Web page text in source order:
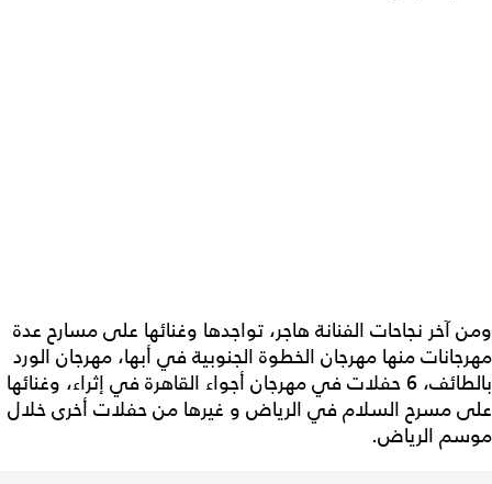
ومن آخر نجاحات الفنانة هاجر، تواجدها وغنائها على مسارح عدة
مهرجانات منها مهرجان الخطوة الجنوبية في أبها، مهرجان الورد
بالطائف، 6 حفلات في مهرجان أجواء القاهرة في إثراء، وغنائها
على مسرح السلام في الرياض و غيرها من حفلات أخرى خلال
موسم الرياض.